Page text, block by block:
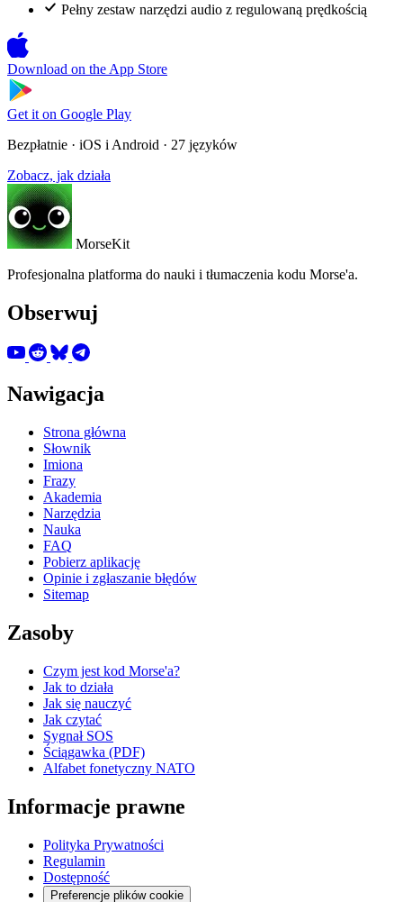
Pełny zestaw narzędzi audio z regulowaną prędkością
Download on the App Store
Get it on Google Play
Bezpłatnie · iOS i Android · 27 języków
Zobacz, jak działa
MorseKit
Profesjonalna platforma do nauki i tłumaczenia kodu Morse'a.
Obserwuj
Nawigacja
Strona główna
Słownik
Imiona
Frazy
Akademia
Narzędzia
Nauka
FAQ
Pobierz aplikację
Opinie i zgłaszanie błędów
Sitemap
Zasoby
Czym jest kod Morse'a?
Jak to działa
Jak się nauczyć
Jak czytać
Sygnał SOS
Ściągawka (PDF)
Alfabet fonetyczny NATO
Informacje prawne
Polityka Prywatności
Regulamin
Dostępność
Preferencje plików cookie